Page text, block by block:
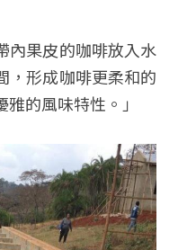
內果皮的咖啡放入水
，形成咖啡更柔和的
的風味特性。」